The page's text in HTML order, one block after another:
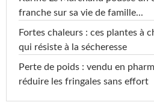
franche sur sa vie de famille...
Fortes chaleurs : ces plantes à
qui résiste à la sécheresse
Perte de poids : vendu en
réduire les fringales sans effort